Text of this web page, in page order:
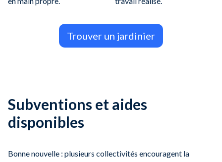
Trouver un jardinier
Subventions et aides
disponibles
Bonne nouvelle : plusieurs collectivités encouragent la